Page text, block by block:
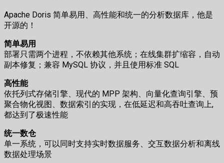
Apache Doris 简单易用、高性能和统一的分析数据库，他是
开源的！
简单易用
部署只需两个进程，不依赖其他系统；在线集群扩缩容，自动
副本修复；兼容 MySQL 协议，并且使用标准 SQL
高性能
依托列式存储引擎、现代的 MPP 架构、向量化查询引擎、预
聚合物化视图、数据索引的实现，在低延迟和高吞吐查询上,
都达到了极速性能
统一数仓
单一系统，可以同时支持实时数据服务、交互数据分析和离线
数据处理场景